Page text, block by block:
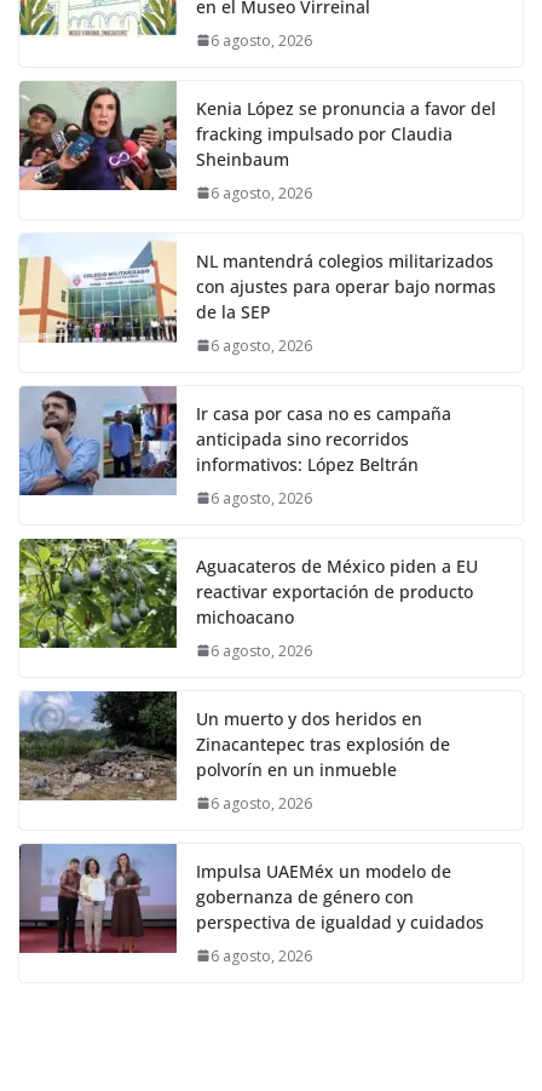
en el Museo Virreinal
6 agosto, 2026
Kenia López se pronuncia a favor del
fracking impulsado por Claudia
Sheinbaum
6 agosto, 2026
NL mantendrá colegios militarizados
con ajustes para operar bajo normas
de la SEP
6 agosto, 2026
Ir casa por casa no es campaña
anticipada sino recorridos
informativos: López Beltrán
6 agosto, 2026
Aguacateros de México piden a EU
reactivar exportación de producto
michoacano
6 agosto, 2026
Un muerto y dos heridos en
Zinacantepec tras explosión de
polvorín en un inmueble
6 agosto, 2026
Impulsa UAEMéx un modelo de
gobernanza de género con
perspectiva de igualdad y cuidados
6 agosto, 2026